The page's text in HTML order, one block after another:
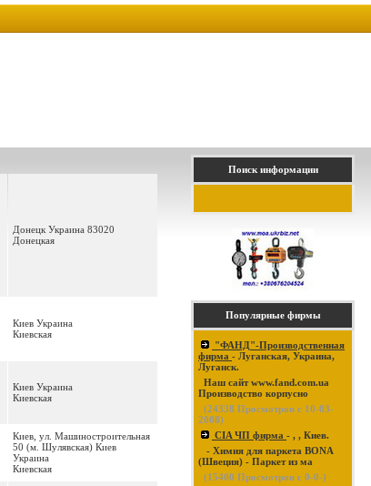
Донецк Украина 83020
Донецкая
Киев Украина
Киевская
Киев Украина
Киевская
Киев, ул. Машиностроительная
50 (м. Шулявская) Киев
Украина
Киевская
Поиск информации
Популярные фирмы
"ФАНД"-Производственная
фирма - Луганская, Украина,
Луганск.
Наш сайт www.fand.com.ua
Производство корпусно
(24338 Просмотров с 10-03-
2008)
CIA ЧП фирма - , , Киев.
- Химия для паркета BONA
(Швеция) - Паркет из ма
(15400 Просмотров с 0-0-)